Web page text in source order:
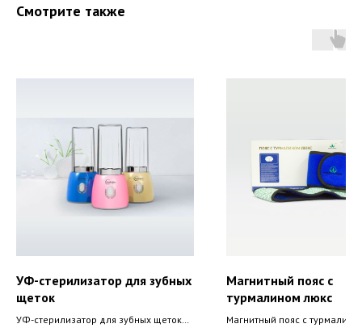
Смотрите также
УФ-стерилизатор для зубных
щеток
УФ-стерилизатор для зубных щеток
Магнитный пояс с
турмалином люкс
Магнитный пояс с